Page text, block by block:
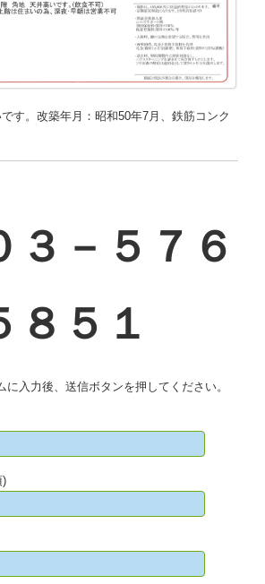
す。改築年月：昭和50年7月、鉄筋コンク
－５７６
８５１
に入力後、送信ボタンを押してください。
)